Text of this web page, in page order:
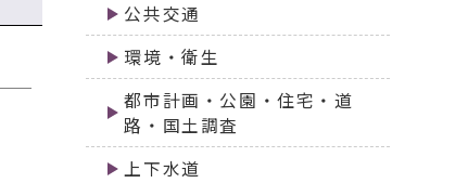
公共交通
環境・衛生
都市計画・公園・住宅・道
路・国土調査
上下水道